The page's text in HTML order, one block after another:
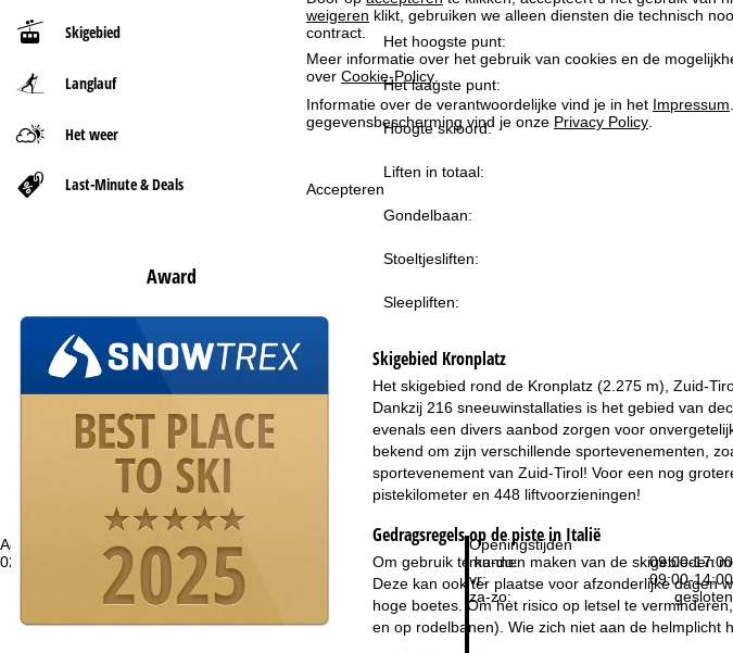
weigeren klikt, gebruiken we alleen diensten die technisch
contract.
Meer informatie over het gebruik van cookies en de
over Cookie-Policy.
Informatie over de verantwoordelijke vind je in het Impressum
gegevensbescherming vind je onze Privacy Policy.
Accepteren
Advies
020 713 9190 of +4922188828373
Openingstijden
ma-do:
09:00-17:00
vr:
09:00-14:00
za-zo:
gesloten
Skigebied
Langlauf
Het weer
Last-Minute & Deals
Award
t
p
a
g
i
n
a
Het hoogste punt:
Het laagste punt:
Hoogte skioord:
Liften in totaal:
Gondelbaan:
Stoeltjesliften:
Sleepliften:
Skigebied Kronplatz
Het skigebied rond de Kronplatz (2.275 m), Zuid-
Dankzij 216 sneeuwinstallaties is het gebied van
evenals een divers aanbod zorgen voor
bekend om zijn verschillende sportevenementen,
sportevenement van Zuid-Tirol! Voor een nog
pistekilometer en 448 liftvoorzieningen!
Gedragsregels op de piste in Italië
Om gebruik te kunnen maken van de skigebieden
Deze kan ook ter plaatse voor afzonderlijke dagen
hoge boetes. Om het risico op letsel te
en op rodelbanen). Wie zich niet aan de helmplicht